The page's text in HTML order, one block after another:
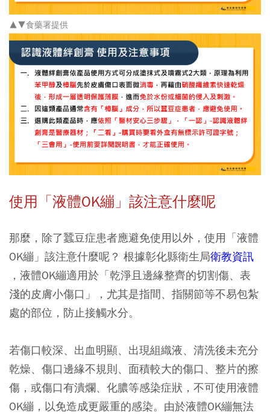
▲▼食藥署提供
使用「液體OK繃」該注意什麼呢
那麼，除了蠶豆症患者應避免使用以外，使用「液體
OK繃」該注意什麼呢？ 根據彰化縣衛生局衛教資訊
，液體OK繃適用於「乾淨且邊緣整齊的切割傷、表
淺的皮膚小傷口」，尤其是指間、指關節等不易包紮
處的部位，防止接觸水分。
若傷口較深、出血明顯、出現組織液、清洗後未充分
乾燥、傷口邊緣不規則、面積較大的傷口、整片的擦
傷，或傷口有潰爛、化膿等感染症狀，不可使用液體
OK繃，以免造成更嚴重的感染。由於液體OK繃無法